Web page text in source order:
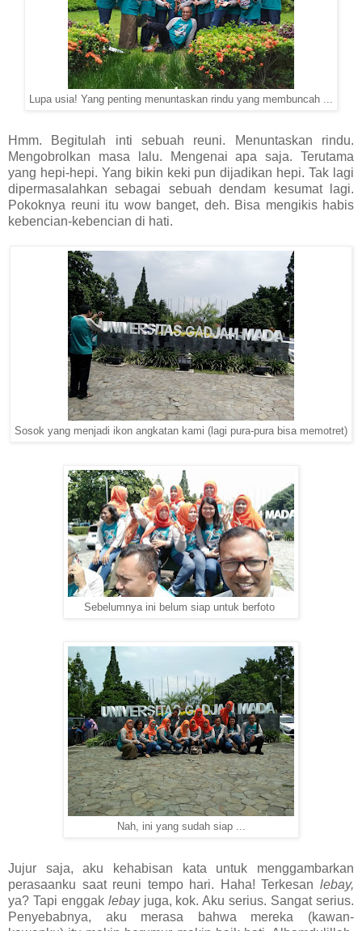
Lupa usia! Yang penting menuntaskan rindu yang membuncah ...
Hmm. Begitulah inti sebuah reuni. Menuntaskan rindu.
Mengobrolkan masa lalu. Mengenai apa saja. Terutama
yang hepi-hepi. Yang bikin keki pun dijadikan hepi. Tak lagi
dipermasalahkan sebagai sebuah dendam kesumat lagi.
Pokoknya reuni itu wow banget, deh. Bisa mengikis habis
kebencian-kebencian di hati.
Sosok yang menjadi ikon angkatan kami (lagi pura-pura bisa memotret)
Sebelumnya ini belum siap untuk berfoto
Nah, ini yang sudah siap ...
Jujur saja, aku kehabisan kata untuk menggambarkan
perasaanku saat reuni tempo hari. Haha! Terkesan lebay,
ya? Tapi enggak lebay juga, kok. Aku serius. Sangat serius.
Penyebabnya, aku merasa bahwa mereka (kawan-